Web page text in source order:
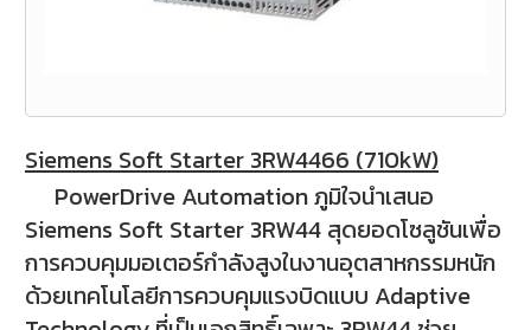
Siemens Soft Starter 3RW4466 (710kW)
PowerDrive Automation ภูมิใจนำเสนอ
Siemens Soft Starter 3RW44 สุดยอดโซลูชันเพื่อ
การควบคุมมอเตอร์กำลังสูงในงานอุตสาหกรรมหนัก
ด้วยเทคโนโลยีการควบคุมแรงบิดแบบ Adaptive